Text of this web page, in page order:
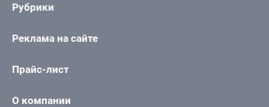
Рубрики
Реклама на сайте
Прайс-лист
О компании